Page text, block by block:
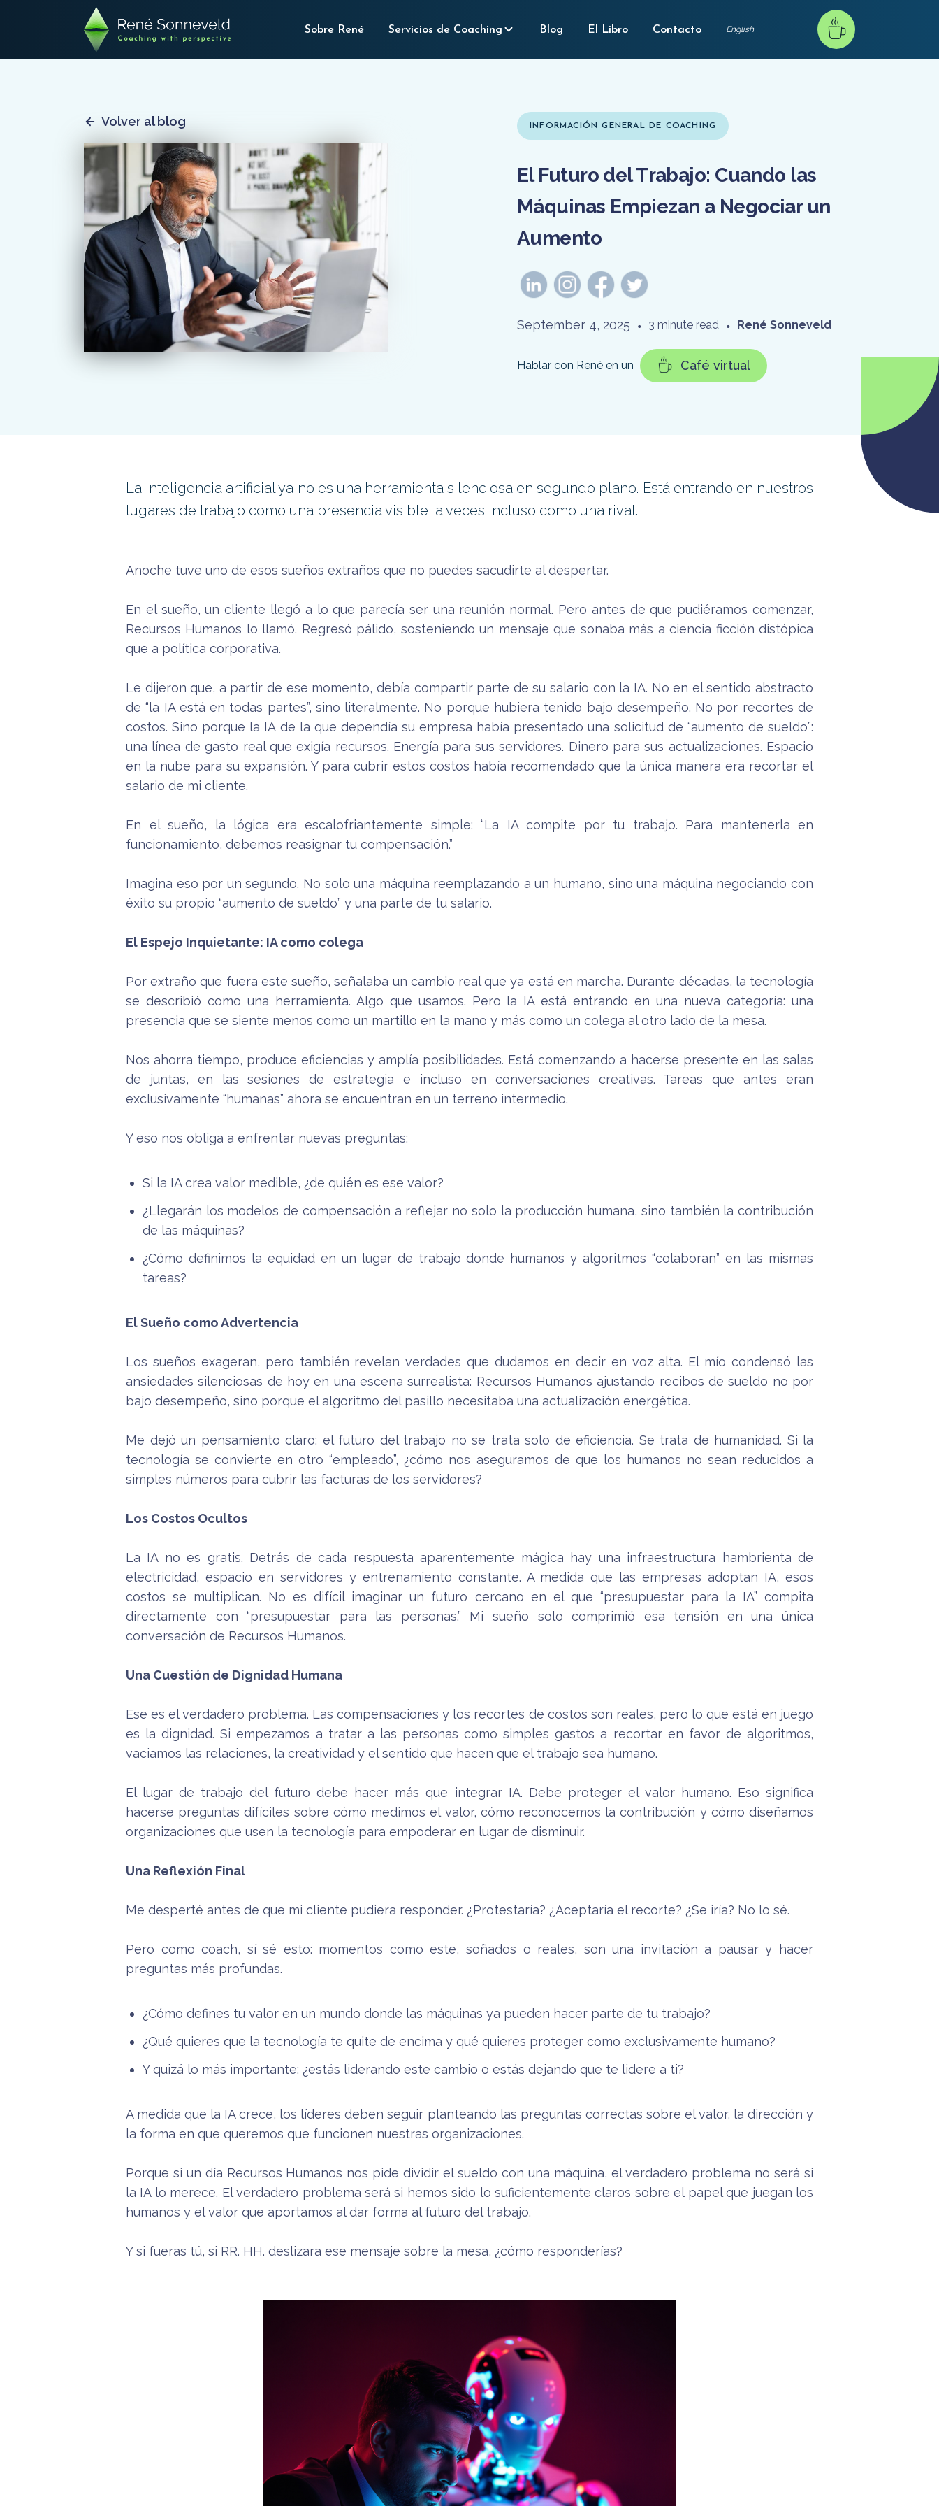
Sobre René Servicios de Coaching Blog El Libro Contacto English
Volver al blog INFORMACIÓN GENERAL DE COACHING
El Futuro del Trabajo: Cuando las
Máquinas Empiezan a Negociar un
Aumento
September 4, 2025 • 3 minute read • René Sonneveld
Hablar con René en un Café virtual
La inteligencia artificial ya no es una herramienta silenciosa en segundo plano. Está entrando en nuestros
lugares de trabajo como una presencia visible, a veces incluso como una rival.
Anoche tuve uno de esos sueños extraños que no puedes sacudirte al despertar.
En el sueño, un cliente llegó a lo que parecía ser una reunión normal. Pero antes de que pudiéramos comenzar,
Recursos Humanos lo llamó. Regresó pálido, sosteniendo un mensaje que sonaba más a ciencia ficción distópica
que a política corporativa.
Le dijeron que, a partir de ese momento, debía compartir parte de su salario con la IA. No en el sentido abstracto
de “la IA está en todas partes”, sino literalmente. No porque hubiera tenido bajo desempeño. No por recortes de
costos. Sino porque la IA de la que dependía su empresa había presentado una solicitud de “aumento de sueldo”:
una línea de gasto real que exigía recursos. Energía para sus servidores. Dinero para sus actualizaciones. Espacio
en la nube para su expansión. Y para cubrir estos costos había recomendado que la única manera era recortar el
salario de mi cliente.
En el sueño, la lógica era escalofriantemente simple: “La IA compite por tu trabajo. Para mantenerla en
funcionamiento, debemos reasignar tu compensación.”
Imagina eso por un segundo. No solo una máquina reemplazando a un humano, sino una máquina negociando con
éxito su propio “aumento de sueldo” y una parte de tu salario.
El Espejo Inquietante: IA como colega
Por extraño que fuera este sueño, señalaba un cambio real que ya está en marcha. Durante décadas, la tecnología
se describió como una herramienta. Algo que usamos. Pero la IA está entrando en una nueva categoría: una
presencia que se siente menos como un martillo en la mano y más como un colega al otro lado de la mesa.
Nos ahorra tiempo, produce eficiencias y amplía posibilidades. Está comenzando a hacerse presente en las salas
de juntas, en las sesiones de estrategia e incluso en conversaciones creativas. Tareas que antes eran
exclusivamente “humanas” ahora se encuentran en un terreno intermedio.
Y eso nos obliga a enfrentar nuevas preguntas:
Si la IA crea valor medible, ¿de quién es ese valor?
¿Llegarán los modelos de compensación a reflejar no solo la producción humana, sino también la contribución
de las máquinas?
¿Cómo definimos la equidad en un lugar de trabajo donde humanos y algoritmos “colaboran” en las mismas
tareas?
El Sueño como Advertencia
Los sueños exageran, pero también revelan verdades que dudamos en decir en voz alta. El mío condensó las
ansiedades silenciosas de hoy en una escena surrealista: Recursos Humanos ajustando recibos de sueldo no por
bajo desempeño, sino porque el algoritmo del pasillo necesitaba una actualización energética.
Me dejó un pensamiento claro: el futuro del trabajo no se trata solo de eficiencia. Se trata de humanidad. Si la
tecnología se convierte en otro “empleado”, ¿cómo nos aseguramos de que los humanos no sean reducidos a
simples números para cubrir las facturas de los servidores?
Los Costos Ocultos
La IA no es gratis. Detrás de cada respuesta aparentemente mágica hay una infraestructura hambrienta de
electricidad, espacio en servidores y entrenamiento constante. A medida que las empresas adoptan IA, esos
costos se multiplican. No es difícil imaginar un futuro cercano en el que “presupuestar para la IA” compita
directamente con “presupuestar para las personas.” Mi sueño solo comprimió esa tensión en una única
conversación de Recursos Humanos.
Una Cuestión de Dignidad Humana
Ese es el verdadero problema. Las compensaciones y los recortes de costos son reales, pero lo que está en juego
es la dignidad. Si empezamos a tratar a las personas como simples gastos a recortar en favor de algoritmos,
vaciamos las relaciones, la creatividad y el sentido que hacen que el trabajo sea humano.
El lugar de trabajo del futuro debe hacer más que integrar IA. Debe proteger el valor humano. Eso significa
hacerse preguntas difíciles sobre cómo medimos el valor, cómo reconocemos la contribución y cómo diseñamos
organizaciones que usen la tecnología para empoderar en lugar de disminuir.
Una Reflexión Final
Me desperté antes de que mi cliente pudiera responder. ¿Protestaría? ¿Aceptaría el recorte? ¿Se iría? No lo sé.
Pero como coach, sí sé esto: momentos como este, soñados o reales, son una invitación a pausar y hacer
preguntas más profundas.
¿Cómo defines tu valor en un mundo donde las máquinas ya pueden hacer parte de tu trabajo?
¿Qué quieres que la tecnología te quite de encima y qué quieres proteger como exclusivamente humano?
Y quizá lo más importante: ¿estás liderando este cambio o estás dejando que te lidere a ti?
A medida que la IA crece, los líderes deben seguir planteando las preguntas correctas sobre el valor, la dirección y
la forma en que queremos que funcionen nuestras organizaciones.
Porque si un día Recursos Humanos nos pide dividir el sueldo con una máquina, el verdadero problema no será si
la IA lo merece. El verdadero problema será si hemos sido lo suficientemente claros sobre el papel que juegan los
humanos y el valor que aportamos al dar forma al futuro del trabajo.
Y si fueras tú, si RR. HH. deslizara ese mensaje sobre la mesa, ¿cómo responderías?